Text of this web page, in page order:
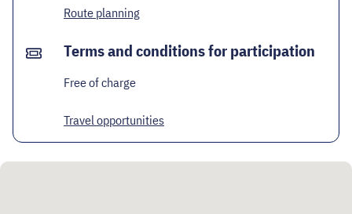
Route planning
Terms and conditions for participation
Free of charge
Travel opportunities